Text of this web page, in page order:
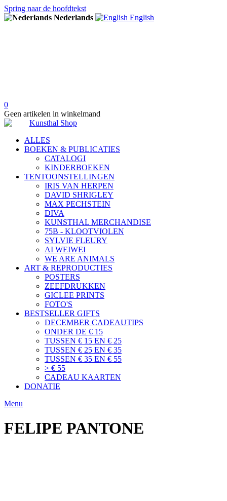
Spring naar de hoofdtekst
Nederlands
English
0
Geen artikelen in winkelmand
ALLES
BOEKEN & PUBLICATIES
CATALOGI
KINDERBOEKEN
TENTOONSTELLINGEN
IRIS VAN HERPEN
DAVID SHRIGLEY
MAX PECHSTEIN
DIVA
KUNSTHAL MERCHANDISE
75B - KLOOTVIOLEN
SYLVIE FLEURY
AI WEIWEI
WE ARE ANIMALS
ART & REPRODUCTIES
POSTERS
ZEEFDRUKKEN
GICLEE PRINTS
FOTO'S
BESTSELLER GIFTS
DECEMBER CADEAUTIPS
ONDER DE € 15
TUSSEN € 15 EN € 25
TUSSEN € 25 EN € 35
TUSSEN € 35 EN € 55
> € 55
CADEAU KAARTEN
DONATIE
Menu
FELIPE PANTONE